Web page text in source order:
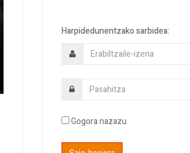
Harpidedunentzako sarbidea:
Gogora nazazu